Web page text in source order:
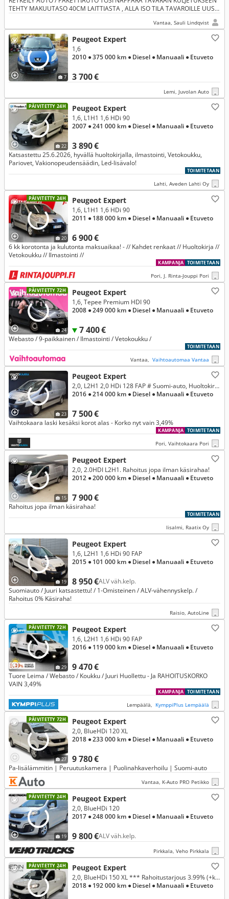
TEHTY MAKUUTASO 40CM LAITTIASTA , ALLA ISO TILA TAVAROILLE UUSI
Vantaa, Sauli Lindqvist
7
Peugeot Expert
3 700 €
1,6
2010 ● 375 000 km ● Diesel ● Manuaali ● Etuveto
Lemi, Juvolan Auto
PÄIVITETTY 24H
22
Peugeot Expert
3 890 €
1,6, L1H1 1,6 HDi 90
2007 ● 241 000 km ● Diesel ● Manuaali ● Etuveto
Katsastettu 25.6.2026, hyvällä huoltokirjalla, ilmastointi, Vetokoukku,
Pariovet, Vakionopeudensäädin, Led-lisävalo!
TOIMITETAAN
Lahti, Aveden Lahti Oy
PÄIVITETTY 24H
20
Peugeot Expert
6 900 €
1,6, L1H1 1,6 HDi 90
2011 ● 188 000 km ● Diesel ● Manuaali ● Etuveto
6 kk korotonta ja kulutonta maksuaikaa! - // Kahdet renkaat // Huoltokirja //
Vetokoukku // Ilmastointi //
TOIMITETAAN
KAMPANJA
Pori, J. Rinta-Jouppi Pori
PÄIVITETTY 72H
24
Peugeot Expert
7 400 €
1,6, Tepee Premium HDI 90
2008 ● 249 000 km ● Diesel ● Manuaali ● Etuveto
Webasto / 9-paikkainen / Ilmastointi / Vetokoukku /
TOIMITETAAN
Vantaa, Vaihtoautomaa Vantaa
23
Peugeot Expert
7 500 €
2,0, L2H1 2,0 HDi 128 FAP # Suomi-auto, Huoltokirja, Kytkin paketti tehty, Hyvät talvirenkaat, Ilmastointi #
2016 ● 214 000 km ● Diesel ● Manuaali ● Etuveto
Vaihtokaara laski kesäksi korot alas - Korko nyt vain 3,49%
TOIMITETAAN
KAMPANJA
Pori, Vaihtokaara Pori
15
Peugeot Expert
7 900 €
2,0, 2.0HDI L2H1. Rahoitus jopa ilman käsirahaa!
2012 ● 200 000 km ● Diesel ● Manuaali ● Etuveto
Rahoitus jopa ilman käsirahaa!
TOIMITETAAN
Iisalmi, Raatix Oy
19
Peugeot Expert
8 950 €ALV väh.kelp.
1,6, L2H1 1,6 HDi 90 FAP
2015 ● 101 000 km ● Diesel ● Manuaali ● Etuveto
Suomiauto / Juuri katsastettu! / 1-Omisteinen / ALV-vähennyskelp. /
Rahoitus 0% Käsiraha!
Raisio, AutoLine
PÄIVITETTY 72H
29
Peugeot Expert
9 470 €
1,6, L2H1 1,6 HDi 90 FAP
2016 ● 119 000 km ● Diesel ● Manuaali ● Etuveto
Tuore Leima / Webasto / Koukku / Juuri Huollettu - Ja RAHOITUSKORKO
VAIN 3,49%
TOIMITETAAN
KAMPANJA
Lempäälä, KymppiPlus Lempäälä
PÄIVITETTY 72H
27
Peugeot Expert
9 780 €
2,0, BlueHDi 120 XL
2018 ● 233 000 km ● Diesel ● Manuaali ● Etuveto
Pa-lisälämmitin | Peruutuskamera | Puolinahkaverhoilu | Suomi-auto
Vantaa, K-Auto PRO Petikko
PÄIVITETTY 24H
19
Peugeot Expert
9 800 €ALV väh.kelp.
2,0, BlueHDi 120
2017 ● 248 000 km ● Diesel ● Manuaali ● Etuveto
Pirkkala, Veho Pirkkala
PÄIVITETTY 24H Peugeot Expert
2,0, BlueHDi 150 XL *** Rahoitustarjous 3.99% (+kulut)
2018 ● 192 000 km ● Diesel ● Manuaali ● Etuveto